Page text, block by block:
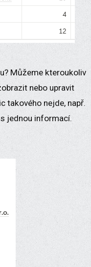
Můžeme kteroukoliv
nebo upravit
takového nejde, např.
jednou informací.